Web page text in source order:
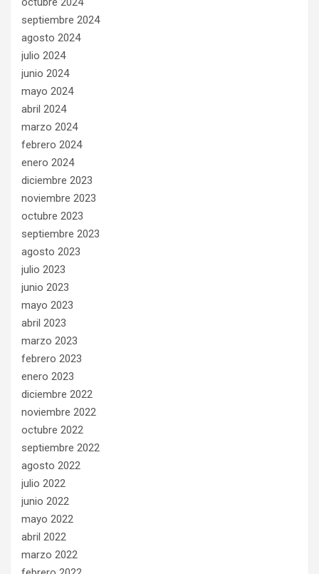
septiembre 2024
agosto 2024
julio 2024
junio 2024
mayo 2024
abril 2024
marzo 2024
febrero 2024
enero 2024
diciembre 2023
noviembre 2023
octubre 2023
septiembre 2023
agosto 2023
julio 2023
junio 2023
mayo 2023
abril 2023
marzo 2023
febrero 2023
enero 2023
diciembre 2022
noviembre 2022
octubre 2022
septiembre 2022
agosto 2022
julio 2022
junio 2022
mayo 2022
abril 2022
marzo 2022